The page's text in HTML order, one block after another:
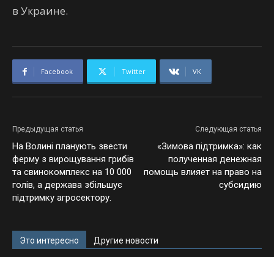
в Украине.
Facebook Twitter VK
Предыдущая статья
На Волині планують звести
ферму з вирощування грибів
та свинокомплекс на 10 000
голів, а держава збільшує
підтримку агросектору.
Следующая статья
«Зимова підтримка»: как
полученная денежная
помощь влияет на право на
субсидию
Это интересно Другие новости